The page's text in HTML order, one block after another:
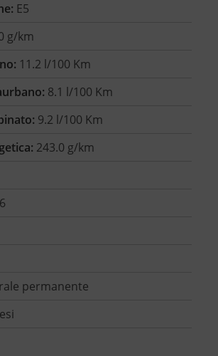
E5
g/km
11.2 l/100 Km
8.1 l/100 Km
9.2 l/100 Km
243.0 g/km
permanente